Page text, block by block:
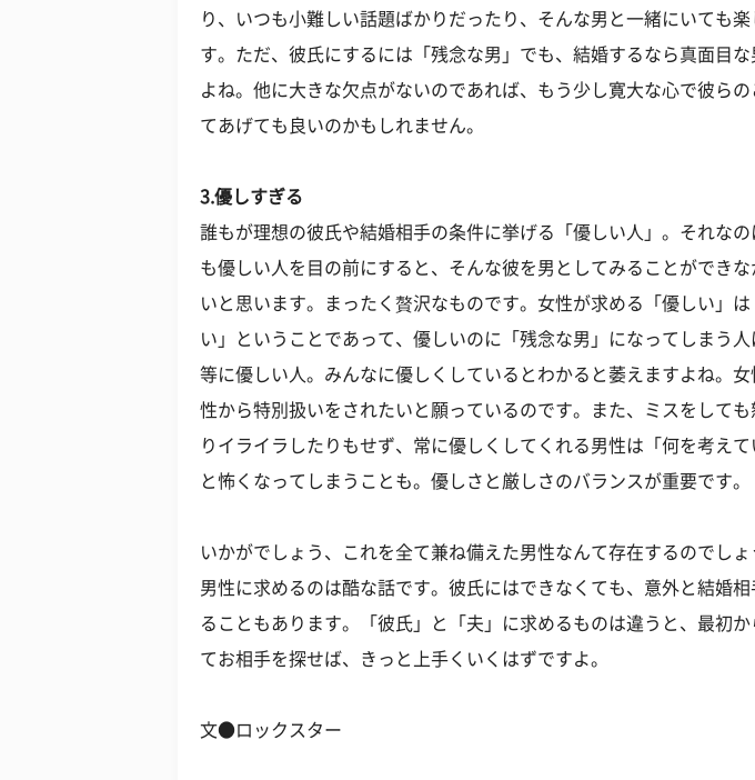
り、いつも小難しい話題ばかりだったり、そんな男と一緒にいても
す。ただ、彼氏にするには「残念な男」でも、結婚するなら真面目
よね。他に大きな欠点がないのであれば、もう少し寛大な心で彼ら
てあげても良いのかもしれません。
3.優しすぎる
誰もが理想の彼氏や結婚相手の条件に挙げる「優しい人」。それなの
も優しい人を目の前にすると、そんな彼を男としてみることができ
いと思います。まったく贅沢なものです。女性が求める「優しい」は
い」ということであって、優しいのに「残念な男」になってしまう
等に優しい人。みんなに優しくしているとわかると萎えますよね。女
性から特別扱いをされたいと願っているのです。また、ミスをして
りイライラしたりもせず、常に優しくしてくれる男性は「何を考えて
と怖くなってしまうことも。優しさと厳しさのバランスが重要です。
いかがでしょう、これを全て兼ね備えた男性なんて存在するのでし
男性に求めるのは酷な話です。彼氏にはできなくても、意外と結婚
ることもあります。「彼氏」と「夫」に求めるものは違うと、最初か
てお相手を探せば、きっと上手くいくはずですよ。
文●ロックスター